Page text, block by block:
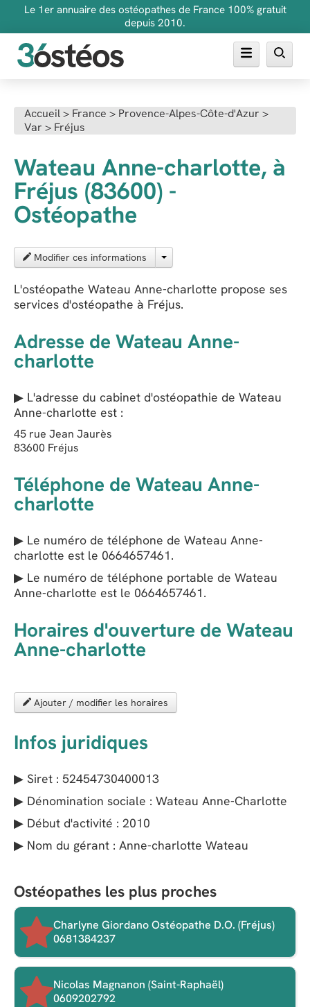
Le 1er annuaire des ostéopathes de France 100% gratuit
depuis 2010.
FAQ
Inscrire son cabinet
Accueil> France > Provence-Alpes-Côte-d'Azur >
Var > Fréjus
Wateau Anne-charlotte, à
Fréjus (83600) -
Ostéopathe
Modifier ces informations
L'ostéopathe Wateau Anne-charlotte propose ses
services d'ostéopathe à Fréjus.
Adresse de Wateau Anne-
charlotte
▶ L'adresse du cabinet d'ostéopathie de Wateau
Anne-charlotte est :
45 rue Jean Jaurès
83600 Fréjus
Téléphone de Wateau Anne-
charlotte
▶ Le numéro de téléphone de Wateau Anne-
charlotte est le 0664657461.
▶ Le numéro de téléphone portable de Wateau
Anne-charlotte est le 0664657461.
Horaires d'ouverture de Wateau
Anne-charlotte
Ajouter / modifier les horaires
Infos juridiques
▶ Siret : 52454730400013
▶ Dénomination sociale : Wateau Anne-Charlotte
▶ Début d'activité : 2010
▶ Nom du gérant : Anne-charlotte Wateau
Ostéopathes les plus proches
Charlyne Giordano Ostéopathe D.O. (Fréjus)
0681384237
Nicolas Magnanon (Saint-Raphaël)
0609202792